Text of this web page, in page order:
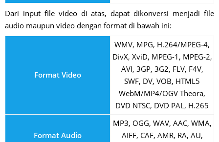
Dari input file video di atas, dapat dikonversi menjadi file
audio maupun video dengan format di bawah ini:
Format Video
WMV, MPG, H.264/MPEG-4,
DivX, XviD, MPEG-1, MPEG-2,
AVI, 3GP, 3G2, FLV, F4V,
SWF, DV, VOB, HTML5
WebM/MP4/OGV Theora,
DVD NTSC, DVD PAL, H.265
Format Audio
MP3, OGG, WAV, AAC, WMA,
AIFF, CAF, AMR, RA, AU,